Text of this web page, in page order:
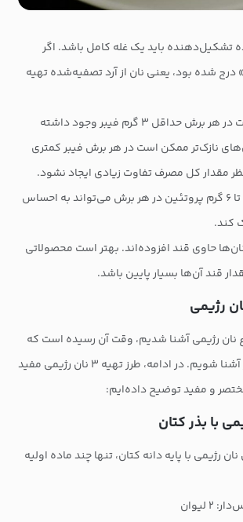
تشکیل‌دهنده باید یک غله کامل باشد. اگر
درج شده بود، یعنی نان از آرد تصفیه‌شده تهیه
فیبر کافی: بهتر است در هر برش حداقل ۳ گرم فیبر وجود داشته
نازک‌تر ممکن است در هر برش فیبر کمتری
مقدار کل مصرف تفاوت زیادی ایجاد نشود.
پروتئین مناسب: ۳ تا ۶ گرم پروتئین در هر برش می‌تواند به احساس
کند.
حاوی قند افزوده‌اند. بهتر است محصولاتی
قند آن‌ها بسیار پایین باشد.
رژیمی
نان رژیمی آشنا شدیم، وقت آن رسیده است که
با طرز تهیه آن‌ها نیز آشنا شویم. در ادامه، طرز تهیه ۳ نان رژیمی مفید
و مفید توضیح داده‌ایم:
با بذر کتان
رژیمی با پایه‌ دانه کتان، تنها چند ماده‌ اولیه‌
لیوان